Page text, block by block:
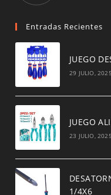
Entradas Recientes
JUEGO
29 JULIO, 2025
JUEGO
23 JULIO, 2025
1/4X6